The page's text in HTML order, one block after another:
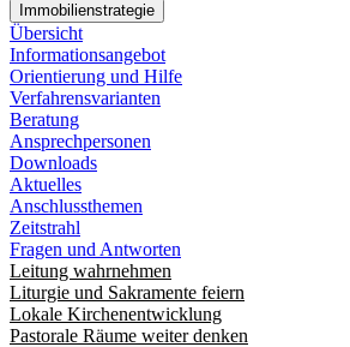
Immobilienstrategie
Übersicht
Informationsangebot
Orientierung und Hilfe
Verfahrensvarianten
Beratung
Ansprechpersonen
Downloads
Aktuelles
Anschlussthemen
Zeitstrahl
Fragen und Antworten
Leitung wahrnehmen
Liturgie und Sakramente feiern
Lokale Kirchenentwicklung
Pastorale Räume weiter denken